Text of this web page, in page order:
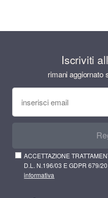
Iscriviti
rimani aggiornato
ACCETTAZIONE
D.L. N.196/03 E GDPR 679/
informativa